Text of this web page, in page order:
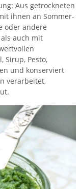
Aus getrockneten
ihnen an Sommer-
oder andere
auch mit
Sirup, Pesto,
und konserviert
verarbeitet,